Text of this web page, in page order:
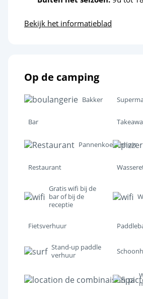
Outdoor Skate Park
Sportactiviteiten
Klimmuur
Paintbal
Quad
Pretpark
Bekijk het informatieblad
Op de camping
Bakker
Bar
Pannenkoekenhuis
Restaurant
Gratis wifi bij de
bar of bij de
receptie
Fietsverhuur
Stand-up paddle
verhuur